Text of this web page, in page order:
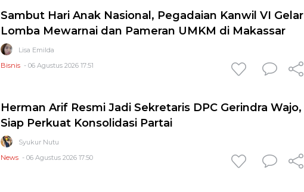
Sambut Hari Anak Nasional, Pegadaian Kanwil VI Gelar
Lomba Mewarnai dan Pameran UMKM di Makassar
Lisa Emilda
Bisnis - 06 Agustus 2026 17:51
Herman Arif Resmi Jadi Sekretaris DPC Gerindra Wajo,
Siap Perkuat Konsolidasi Partai
Syukur Nutu
News - 06 Agustus 2026 17:50